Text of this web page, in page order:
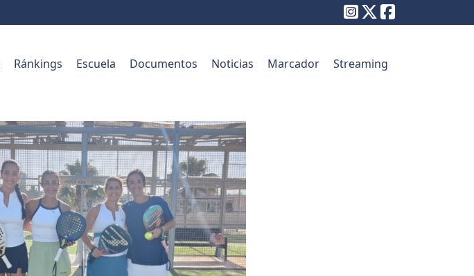
Ránkings Escuela Documentos Noticias Marcador Streaming